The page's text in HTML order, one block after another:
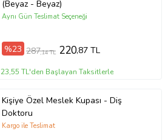
(Beyaz - Beyaz)
Aynı Gün Teslimat Seçeneği
%23 287,14 TL 220,87 TL
23,55 TL'den Başlayan Taksitlerle
Kişiye Özel Meslek Kupası - Diş
Doktoru
Kargo ile Teslimat